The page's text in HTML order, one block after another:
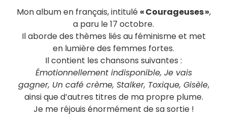
Mon album en français, intitulé « Courageuses »,
a paru le 17 octobre.
Il aborde des thèmes liés au féminisme et met
en lumière des femmes fortes.
Il contient les chansons suivantes :
Émotionnellement indisponible, Je vais
gagner, Un café crème, Stalker, Toxique, Gisèle,
ainsi que d’autres titres de ma propre plume.
Je me réjouis énormément de sa sortie !